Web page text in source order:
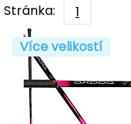
Stránka:
1
Více velikostí